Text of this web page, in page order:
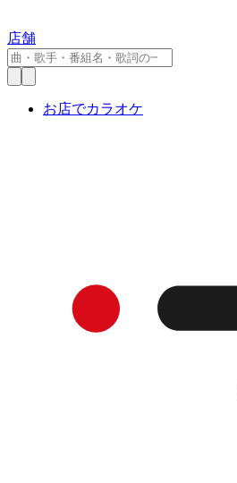
店舗
お店でカラオケ